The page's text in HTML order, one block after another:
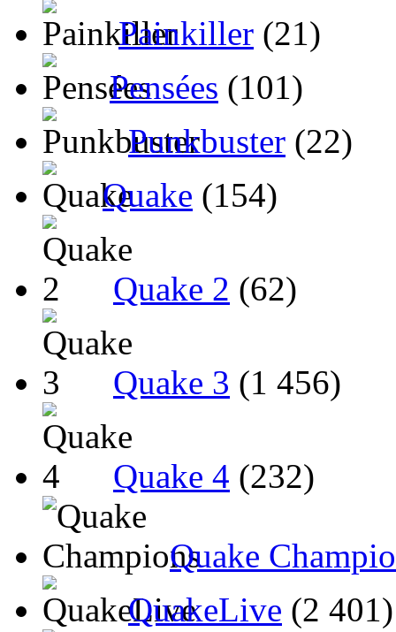
Painkiller (21)
Pensées (101)
Punkbuster (22)
Quake (154)
Quake 2 (62)
Quake 3 (1 456)
Quake 4 (232)
Quake
QuakeLive (2 401)